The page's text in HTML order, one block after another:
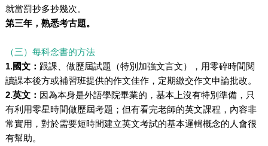
就當罰抄多抄幾次。
第三年，熟悉考古題。
（三）每科念書的方法
1.國文： 跟課、做歷屆試題（特別加強文言文），用零碎時間閱
讀課本後方或補習班提供的作文佳作，定期繳交作文申論批改。
2.英文： 因為本身是外語學院畢業的，基本上沒有特別準備，只
有利用零星時間做歷屆考題；但有看完老師的英文課程，內容非
常實用，對於需要短時間建立英文考試的基本邏輯概念的人會很
有幫助。